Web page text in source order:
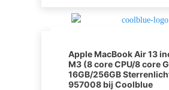
Apple MacBook Air 13
M3 (8 core CPU/8 core
16GB/256GB
957008 bij Coolblue